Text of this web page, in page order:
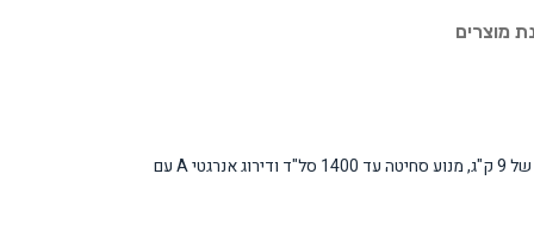
מוצרים
מכונת הכביסה MIELE WWD380 WCS מסדרת W1 היא פתרון כביסה מתקדם המשלב טכנולוגיות חדשניות עם יעילות אנרגטית מעולה. המכונה מציעה קיבולת נדיבה של 9 ק"ג, מנוע סחיטה עד 1400 סל"ד ודירוג אנרגטי A עם